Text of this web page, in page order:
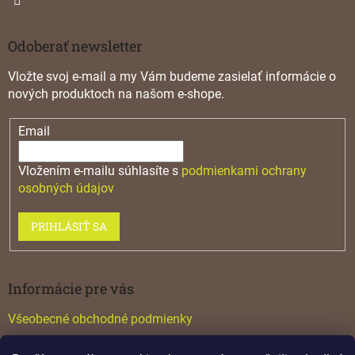
Odoberať newsletter
Vložte svoj e-mail a my Vám budeme zasielať informácie o
nových produktoch na našom e-shope.
Email
Vložením e-mailu súhlasíte s podmienkami ochrany
osobných údajov
PRIHLÁSIŤ SA
Informácie pre vás
Všeobecné obchodné podmienky